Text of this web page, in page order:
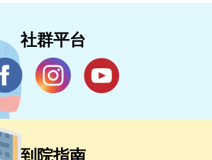
社群平台
到院指南